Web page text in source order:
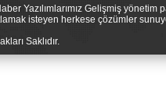
Yazılımlarımız Gelişmiş
isteyen herkese çözümler
Saklıdır.